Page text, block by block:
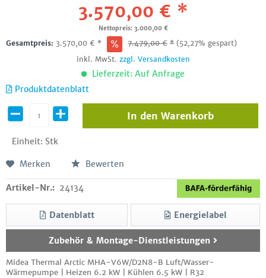
3.570,00 € *
Nettopreis: 3.000,00 €
Gesamtpreis: 3.570,00 € * 7.479,00€ * (52,27% gespart)
inkl. MwSt. zzgl. Versandkosten
Lieferzeit: Auf Anfrage
Produktdatenblatt
Einheit: Stk
In den Warenkorb
Merken Bewerten
Artikel-Nr.: 24134
Datenblatt Energielabel
Zubehör & Montage-Dienstleistungen
Midea Thermal Arctic MHA-V6W/D2N8-B Luft/Wasser-
Wärmepumpe | Heizen 6.2 kW | Kühlen 6.5 kW | R32